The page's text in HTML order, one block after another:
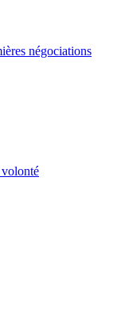
négociations